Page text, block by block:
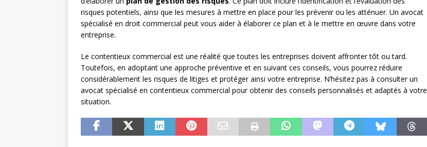
risques potentiels, ainsi que les mesures à mettre en place pour les prévenir ou les atténuer. Un avocat
spécialisé en droit commercial peut vous aider à élaborer ce plan et à le mettre en œuvre dans votre
entreprise.
Le contentieux commercial est une réalité que toutes les entreprises doivent affronter tôt ou tard.
Toutefois, en adoptant une approche préventive et en suivant ces conseils, vous pourrez réduire
considérablement les risques de litiges et protéger ainsi votre entreprise. N’hésitez pas à consulter un
avocat spécialisé en contentieux commercial pour obtenir des conseils personnalisés et adaptés à votre
situation.